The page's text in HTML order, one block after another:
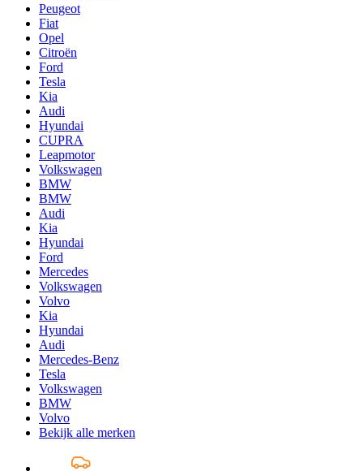
Peugeot
Fiat
Opel
Citroën
Ford
Tesla
Kia
Audi
Hyundai
CUPRA
Leapmotor
Volkswagen
BMW
BMW
Audi
Kia
Hyundai
Ford
Mercedes
Volkswagen
Volvo
Kia
Hyundai
Audi
Mercedes-Benz
Tesla
Volkswagen
BMW
Volvo
Bekijk alle merken